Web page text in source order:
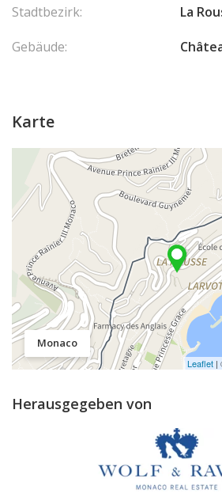
Stadtbezirk:
La
Gebäude:
Karte
Monaco
Leaflet |
Herausgegeben von